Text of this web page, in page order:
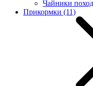
Чайники
Прикормки (11)